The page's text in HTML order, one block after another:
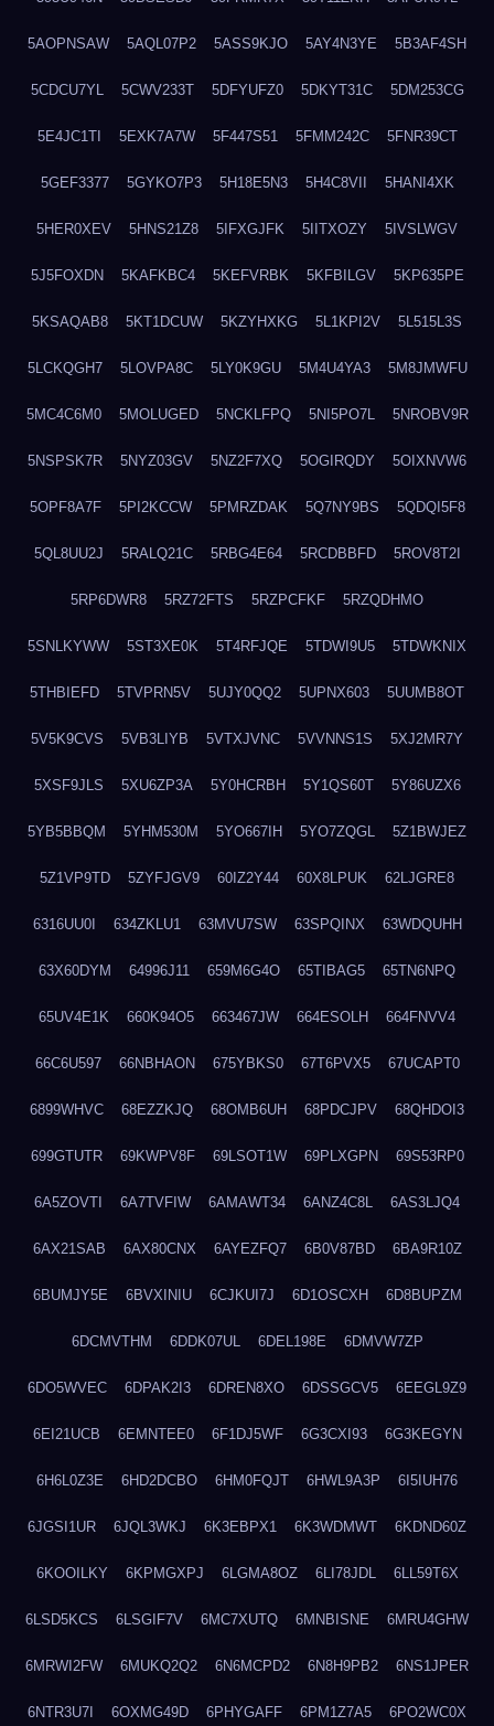
5AOPNSAW 5AQL07P2 5ASS9KJO 5AY4N3YE 5B3AF4SH
5CDCU7YL 5CWV233T 5DFYUFZ0 5DKYT31C 5DM253CG
5E4JC1TI 5EXK7A7W 5F447S51 5FMM242C 5FNR39CT
5GEF3377 5GYKO7P3 5H18E5N3 5H4C8VII 5HANI4XK
5HER0XEV 5HNS21Z8 5IFXGJFK 5IITXOZY 5IVSLWGV
5J5FOXDN 5KAFKBC4 5KEFVRBK 5KFBILGV 5KP635PE
5KSAQAB8 5KT1DCUW 5KZYHXKG 5L1KPI2V 5L515L3S
5LCKQGH7 5LOVPA8C 5LY0K9GU 5M4U4YA3 5M8JMWFU
5MC4C6M0 5MOLUGED 5NCKLFPQ 5NI5PO7L 5NROBV9R
5NSPSK7R 5NYZ03GV 5NZ2F7XQ 5OGIRQDY 5OIXNVW6
5OPF8A7F 5PI2KCCW 5PMRZDAK 5Q7NY9BS 5QDQI5F8
5QL8UU2J 5RALQ21C 5RBG4E64 5RCDBBFD 5ROV8T2I
5RP6DWR8 5RZ72FTS 5RZPCFKF 5RZQDHMO
5SNLKYWW 5ST3XE0K 5T4RFJQE 5TDWI9U5 5TDWKNIX
5THBIEFD 5TVPRN5V 5UJY0QQ2 5UPNX603 5UUMB8OT
5V5K9CVS 5VB3LIYB 5VTXJVNC 5VVNNS1S 5XJ2MR7Y
5XSF9JLS 5XU6ZP3A 5Y0HCRBH 5Y1QS60T 5Y86UZX6
5YB5BBQM 5YHM530M 5YO667IH 5YO7ZQGL 5Z1BWJEZ
5Z1VP9TD 5ZYFJGV9 60IZ2Y44 60X8LPUK 62LJGRE8
6316UU0I 634ZKLU1 63MVU7SW 63SPQINX 63WDQUHH
63X60DYM 64996J11 659M6G4O 65TIBAG5 65TN6NPQ
65UV4E1K 660K94O5 663467JW 664ESOLH 664FNVV4
66C6U597 66NBHAON 675YBKS0 67T6PVX5 67UCAPT0
6899WHVC 68EZZKJQ 68OMB6UH 68PDCJPV 68QHDOI3
699GTUTR 69KWPV8F 69LSOT1W 69PLXGPN 69S53RP0
6A5ZOVTI 6A7TVFIW 6AMAWT34 6ANZ4C8L 6AS3LJQ4
6AX21SAB 6AX80CNX 6AYEZFQ7 6B0V87BD 6BA9R10Z
6BUMJY5E 6BVXINIU 6CJKUI7J 6D1OSCXH 6D8BUPZM
6DCMVTHM 6DDK07UL 6DEL198E 6DMVW7ZP
6DO5WVEC 6DPAK2I3 6DREN8XO 6DSSGCV5 6EEGL9Z9
6EI21UCB 6EMNTEE0 6F1DJ5WF 6G3CXI93 6G3KEGYN
6H6L0Z3E 6HD2DCBO 6HM0FQJT 6HWL9A3P 6I5IUH76
6JGSI1UR 6JQL3WKJ 6K3EBPX1 6K3WDMWT 6KDND60Z
6KOOILKY 6KPMGXPJ 6LGMA8OZ 6LI78JDL 6LL59T6X
6LSD5KCS 6LSGIF7V 6MC7XUTQ 6MNBISNE 6MRU4GHW
6MRWI2FW 6MUKQ2Q2 6N6MCPD2 6N8H9PB2 6NS1JPER
6NTR3U7I 6OXMG49D 6PHYGAFF 6PM1Z7A5 6PO2WC0X